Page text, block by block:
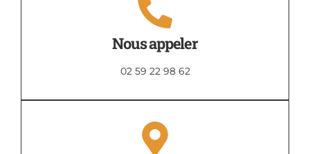
Nous appeler
02 59 22 98 62